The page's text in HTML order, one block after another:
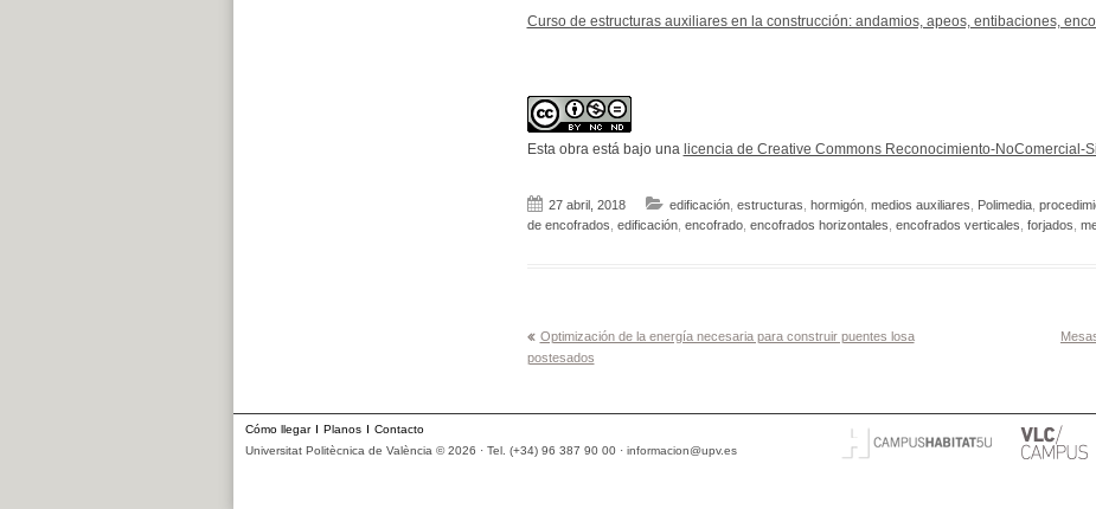
Curso de estructuras auxiliares en la construcción: andamios, apeos, entibaciones,
Esta obra está bajo una licencia de Creative Commons Reconocimiento-NoComercial-
27 abril, 2018 edificación, estructuras hormigón, medios auxiliares Polimedia,
de encofrados edificación, encofrado, encofrados horizontales encofrados verticales forjados
Navegación
de
Optimización de la energía necesaria para construir puentes losa
postesados
Cómo llegar Planos
Contacto
Universitat Politècnica de València © 2026 · Tel. (+34) 96 387 90 00 · informacion@upv.es